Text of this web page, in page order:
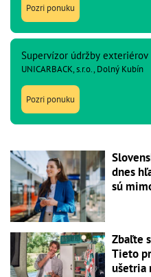
Pozri ponuku
Supervízor údržby exteriérov
UNICARBACK, s.r.o., Dolný Kubín
Pozri ponuku
dnes
sú
Zbaľte
Tieto
ušetria